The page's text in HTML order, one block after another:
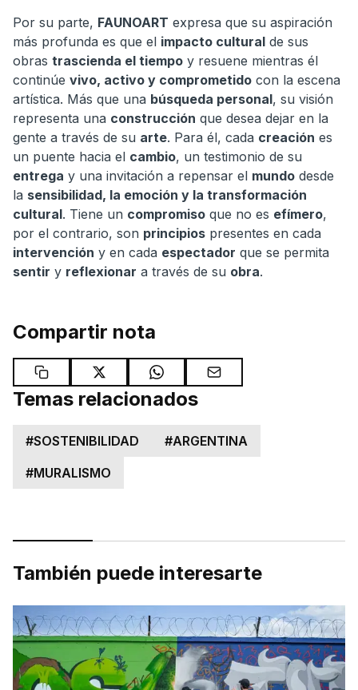
Por su parte, FAUNOART expresa que su aspiración
más profunda es que el impacto cultural de sus
obras trascienda el tiempo y resuene mientras él
continúe vivo, activo y comprometido con la escena
artística. Más que una búsqueda personal, su visión
representa una construcción que desea dejar en la
gente a través de su arte. Para él, cada creación es
un puente hacia el cambio, un testimonio de su
entrega y una invitación a repensar el mundo desde
la sensibilidad, la emoción y la transformación
cultural. Tiene un compromiso que no es efímero,
por el contrario, son principios presentes en cada
intervención y en cada espectador que se permita
sentir y reflexionar a través de su obra.
Compartir nota
Temas relacionados
#SOSTENIBILIDAD #ARGENTINA
#MURALISMO
También puede interesarte